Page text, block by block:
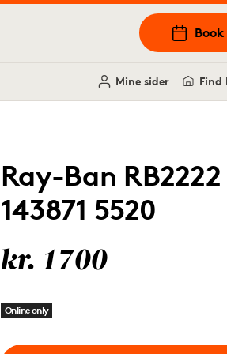
Mine sider
Ray-Ban RB2222
143871 5520
kr. 1700
Online only